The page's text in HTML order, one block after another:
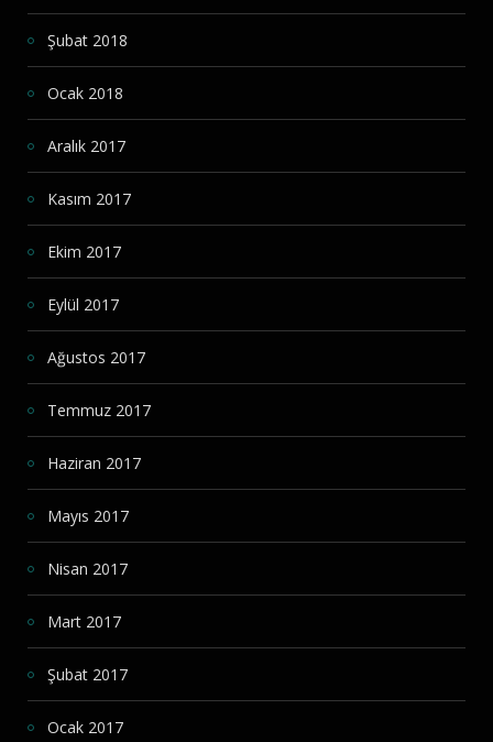
Şubat 2018
Ocak 2018
Aralık 2017
Kasım 2017
Ekim 2017
Eylül 2017
Ağustos 2017
Temmuz 2017
Haziran 2017
Mayıs 2017
Nisan 2017
Mart 2017
Şubat 2017
Ocak 2017